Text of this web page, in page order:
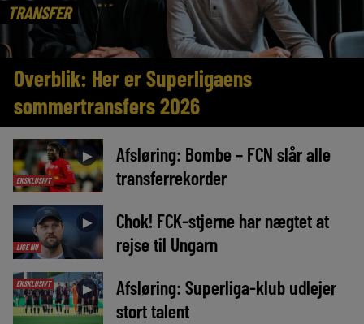
TRANSFER
Overblik: Her er Superligaens
sommertransfers 2026
EKSKLUSIVT
►
Afsløring: Bombe – FCN slår alle
transferrekorder
LIGE NU
►
Chok! FCK-stjerne har nægtet at
rejse til Ungarn
EKSKLUSIVT ►
Afsløring: Superliga-klub udlejer
stort talent